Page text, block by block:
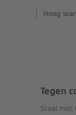
Hoog
Tegen
Staal met